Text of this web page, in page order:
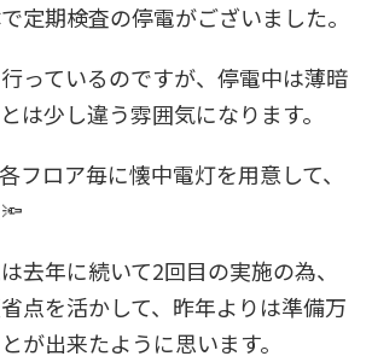
定期検査の停電がございました。
っているのですが、停電中は薄暗
は少し違う雰囲気になります。
フロア毎に懐中電灯を用意して、
去年に続いて2回目の実施の為、
点を活かして、昨年よりは準備万
が出来たように思います。